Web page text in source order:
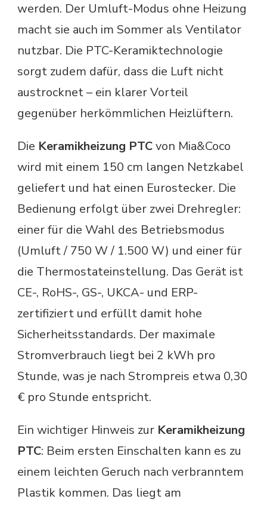
werden. Der Umluft-Modus ohne Heizung
macht sie auch im Sommer als Ventilator
nutzbar. Die PTC-Keramiktechnologie
sorgt zudem dafür, dass die Luft nicht
austrocknet – ein klarer Vorteil
gegenüber herkömmlichen Heizlüftern.
Die Keramikheizung PTCvon Mia&Coco
wird mit einem 150 cm langen Netzkabel
geliefert und hat einen Eurostecker. Die
Bedienung erfolgt über zwei Drehregler:
einer für die Wahl des Betriebsmodus
(Umluft / 750 W / 1.500 W) und einer für
die Thermostateinstellung. Das Gerät ist
CE-, RoHS-, GS-, UKCA- und ERP-
zertifiziert und erfüllt damit hohe
Sicherheitsstandards. Der maximale
Stromverbrauch liegt bei 2 kWh pro
Stunde, was je nach Strompreis etwa 0,30
€ pro Stunde entspricht.
Ein wichtiger Hinweis zur Keramikheizung
PTC: Beim ersten Einschalten kann es zu
einem leichten Geruch nach verbranntem
Plastik kommen. Das liegt am